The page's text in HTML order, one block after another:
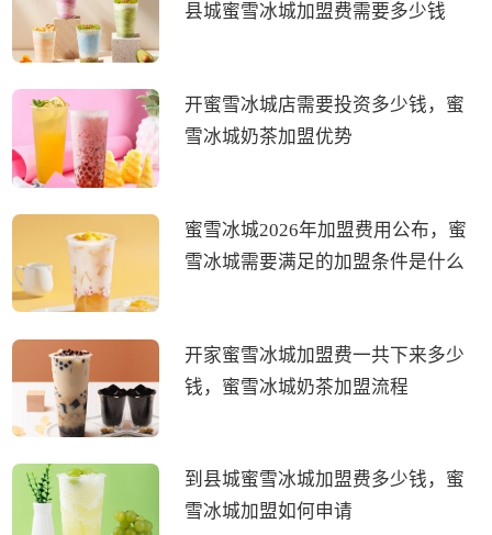
县城蜜雪冰城加盟费需要多少钱
开蜜雪冰城店需要投资多少钱，蜜
雪冰城奶茶加盟优势
蜜雪冰城2026年加盟费用公布，蜜
雪冰城需要满足的加盟条件是什么
开家蜜雪冰城加盟费一共下来多少
钱，蜜雪冰城奶茶加盟流程
到县城蜜雪冰城加盟费多少钱，蜜
雪冰城加盟如何申请